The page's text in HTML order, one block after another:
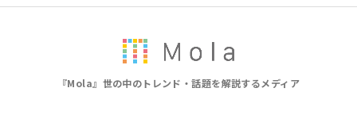
『Mola』世の中のトレンド・話題を解説するメディア